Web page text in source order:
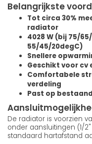
Belangrijkste
Tot circa 30%
radiator
4028 W (bij 75/
55/45/20degC)
Snellere
Geschikt voor cv
Comfortabele
verdeling
Past op
De radiator is voorzien
onder aansluitingen (1/
standaard hartafstand